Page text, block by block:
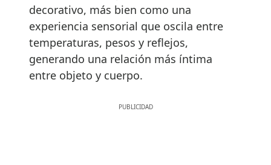
decorativo, más bien como una
experiencia sensorial que oscila entre
temperaturas, pesos y reflejos,
generando una relación más íntima
entre objeto y cuerpo.